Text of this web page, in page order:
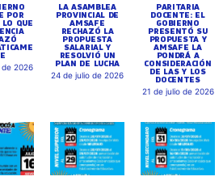
POR
LO QUE
de 2026
LA ASAMBLEA
PROVINCIAL DE
AMSAFE
RECHAZÓ LA
PROPUESTA
SALARIAL Y
RESOLVIÓ UN
PLAN DE LUCHA
24 de julio de 2026
PARITARIA
DOCENTE: EL
GOBIERNO
PRESENTÓ SU
PROPUESTA Y
AMSAFE LA
PONDRÁ A
CONSIDERACIÓN
DE LAS Y LOS
DOCENTES
21 de julio de 2026